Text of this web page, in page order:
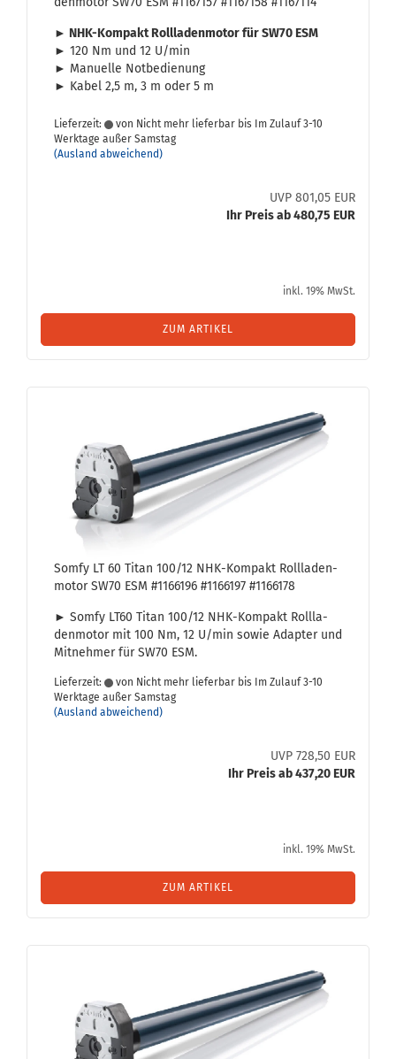
► NHK-​Kompakt Roll­la­den­mo­tor für SW70 ESM
► 120 Nm und 12 U/min
► Ma­nu­el­le Not­be­die­nung
► Kabel 2,5 m, 3 m oder 5 m
Lieferzeit:
von Nicht mehr lieferbar bis Im Zulauf 3-10
Werktage außer Samstag
(Ausland abweichend)
UVP 801,05 EUR
Ihr Preis ab 480,75 EUR
inkl. 19% MwSt.
ZUM ARTIKEL
Somfy LT 60 Titan 100/12 NHK-​Kom­pakt Roll­la­den­
mo­tor SW70 ESM #1166196 #1166197 #1166178
► Somfy LT60 Titan 100/12 NHK-​Kompakt Roll­la­
den­mo­tor mit 100 Nm, 12 U/min sowie Ad­ap­ter und
Mit­neh­mer für SW70 ESM.
Lieferzeit:
von Nicht mehr lieferbar bis Im Zulauf 3-10
Werktage außer Samstag
(Ausland abweichend)
UVP 728,50 EUR
Ihr Preis ab 437,20 EUR
inkl. 19% MwSt.
ZUM ARTIKEL